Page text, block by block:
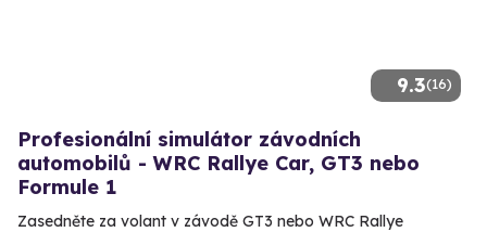
9.3(16)
Profesionální simulátor závodních
automobilů - WRC Rallye Car, GT3 nebo
Formule 1
Zasedněte za volant v závodě GT3 nebo WRC Rallye